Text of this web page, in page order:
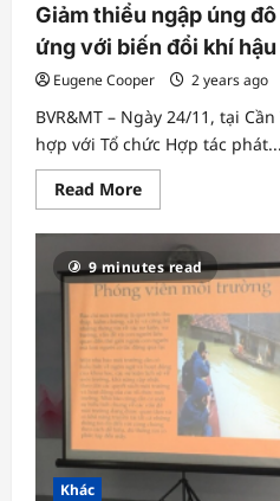
Giảm thiểu ngập úng
ứng với biến đổi khí hậu
Eugene Cooper 2 years ago
BVR&MT – Ngày 24/11, tại
hợp với Tổ chức Hợp tác phát...
Read MoreRead
more
Giảm
thiểu
ngập
úng
thị,
tăng
lực
thích
ứng
với
biến
đổi
khí
hậu
9 minutes read
Khác